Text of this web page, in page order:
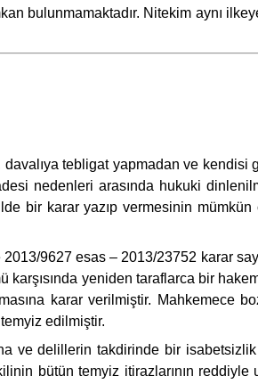
bulunmamaktadır. Nitekim aynı
tebligat yapmadan ve kendisi
nedenleri arasında hukuki
bir karar yazıp vermesinin
9627 esas – 2013/23752 karar
yeniden taraflarca bir
karar verilmiştir. Mahkemece
edilmiştir.
ve delillerin takdirinde bir
bütün temyiz itirazlarının